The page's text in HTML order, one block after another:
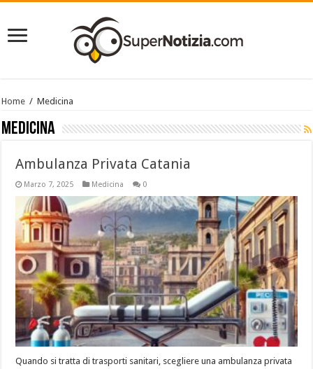
Home / Medicina
Medicina
Ambulanza Privata Catania
Marzo 7, 2025 Medicina 0
Quando si tratta di trasporti sanitari, scegliere una ambulanza privata